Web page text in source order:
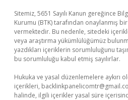
Sitemiz, 5651 Sayılı Kanun gereğince
Kurumu (BTK) tarafından onaylanmış
vermektedir. Bu nedenle, sitedeki
veya araştırma yükümlülüğümüz
yazdıkları içeriklerin sorumluluğunu
bu sorumluluğu kabul etmiş sayılırlar.
Hukuka ve yasal düzenlemelere aykırı
içerikleri,
halinde, ilgili içerikler yasal süre